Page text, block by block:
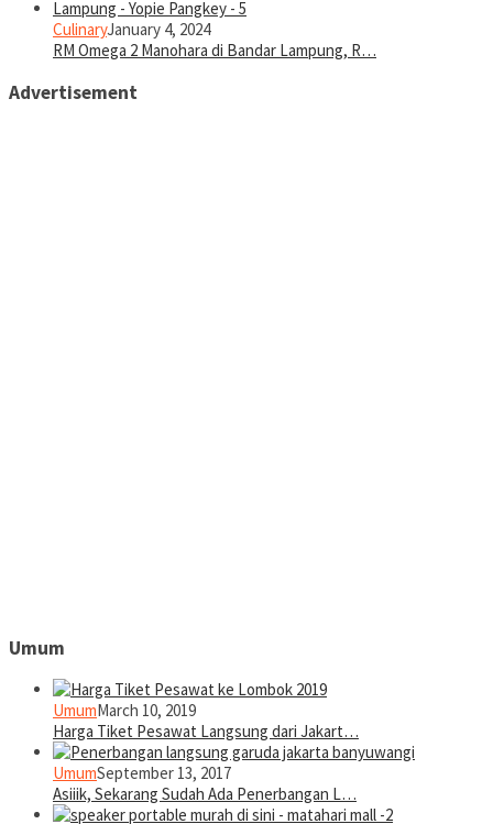
CulinaryJanuary 4, 2024
RM Omega 2 Manohara di Bandar Lampung, R…
Advertisement
Umum
UmumMarch 10, 2019
Harga Tiket Pesawat Langsung dari Jakart…
UmumSeptember 13, 2017
Asiiik, Sekarang Sudah Ada Penerbangan L…